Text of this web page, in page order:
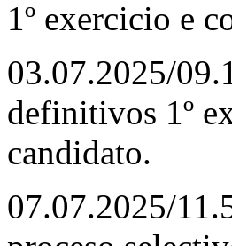
1º exercicio e
03.07.2025/
definitivos 1º
candidato.
07.07.2025/